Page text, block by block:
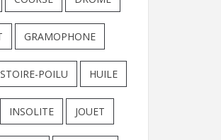
GRAMOPHONE
POILU HUILE
INSOLITE JOUET